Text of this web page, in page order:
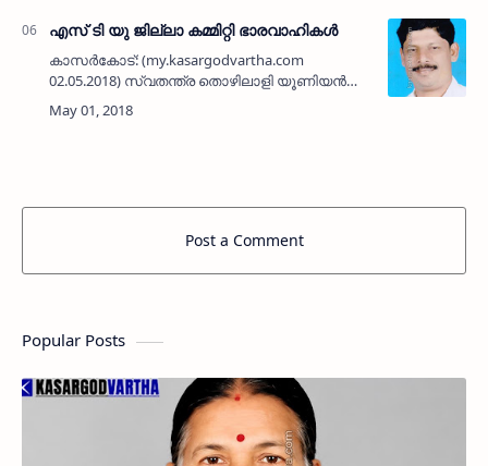
എസ് ടി യു ജില്ലാ കമ്മിറ്റി ഭാരവാഹികള്‍
കാസര്‍കോട്: (my.kasargodvartha.com
02.05.2018) സ്വതന്ത്ര തൊഴിലാളി യൂണിയന്‍
(എസ്.ടി.യു) കാസര്‍കോട് ജില്ലാ കമ്മിറ്റിയെ
തിരഞ്ഞെടുത്തു. ഭാരവാഹികളായി എ.അഹ് മദ്
Post a Comment
Popular Posts